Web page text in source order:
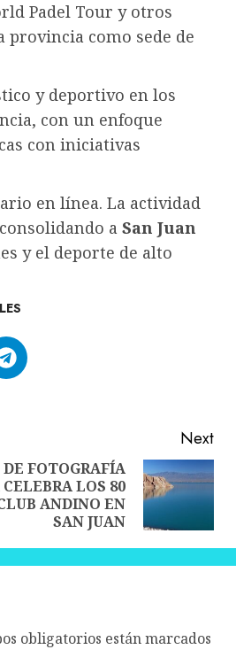
Padel Tour y otros
provincia como sede de
y deportivo en los
con un enfoque
con iniciativas
en línea. La actividad
a San Juan
y el deporte de alto
Next
DE FOTOGRAFÍA
LOS 80
ANDINO EN
SAN JUAN
obligatorios están marcados